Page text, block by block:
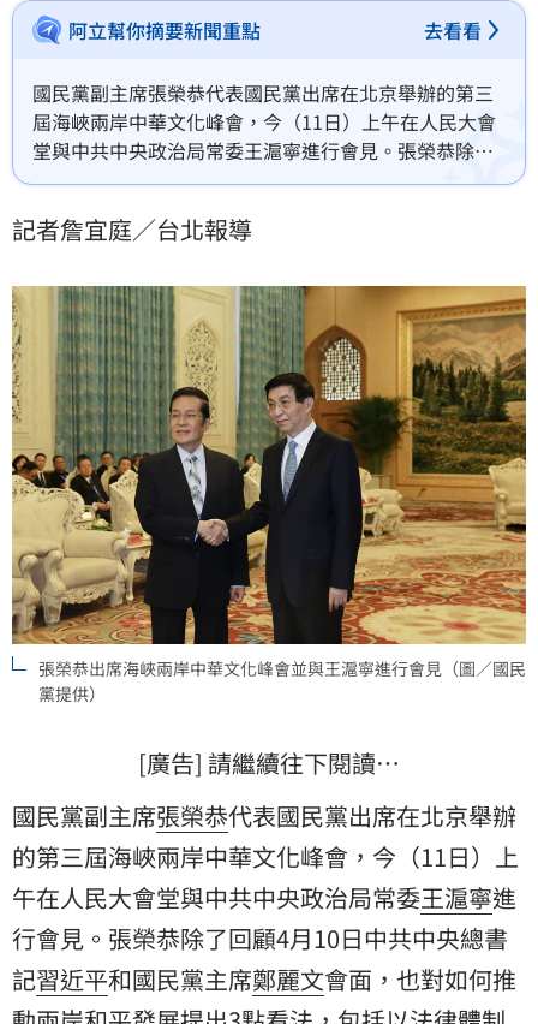
阿立幫你摘要新聞重點 去看看
國民黨副主席張榮恭代表國民黨出席在北京舉辦的第三
屆海峽兩岸中華文化峰會，今（11日）上午在人民大會
堂與中共中央政治局常委王滬寧進行會見。張榮恭除了
回顧4月10日中共中央總書記習近平和國民黨主席鄭麗
以法律體制為規範，都用一個中國架構定位兩岸關係，
協商機制動起來，才會有政治基礎。
記者詹宜庭／台北報導
張榮恭出席海峽兩岸中華文化峰會並與王滬寧進行會見（圖／國民
黨提供）
[廣告] 請繼續往下閱讀…
國民黨副主席張榮恭代表國民黨出席在北京舉辦
的第三屆海峽兩岸中華文化峰會，今（11日）上
午在人民大會堂與中共中央政治局常委王滬寧進
行會見。張榮恭除了回顧4月10日中共中央總書
記習近平和國民黨主席鄭麗文會面，也對如何推